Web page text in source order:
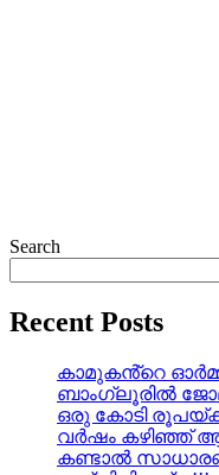
Search
Recent Posts
കാമുകൻ്റെ
ബാംഗ്ലൂരിൽ
ഒരു കോടി
വർഷം കഴിഞ്ഞ്
കണ്ടാൽ